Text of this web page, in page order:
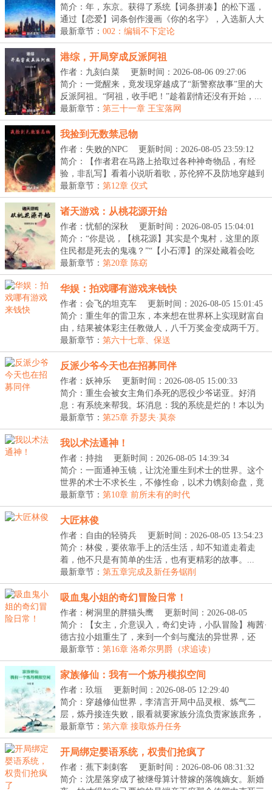
15:22:35
简介：年，东京。获得了系统【词条拼凑】的松下遥，
通过【恋爱】词条创作漫画《你的名字》，入选新人大
赏...
最新章节： 002：编辑不下定论
港综，开局穿成反派阿祖
作者：九刻白菜
更新时间：2026-08-06 09:27:06
简介：一觉醒来，竟发现穿越成了“新警察故事”里的大
反派阿祖。“阿祖，收手吧！”趁着剧情还没有开始，...
最新章节： 第三十一章 王宝落网
我捡到无数禁忌物
作者：失败的NPC
更新时间：2026-08-05 23:59:12
简介：【作者君在马路上拾取过各种神奇物品，有经
验，非乱写】看着小说听着歌，苏伦猝不及防地穿越到
一个...
最新章节： 第12章 仪式
诸天游戏：从桃花源开始
作者：忧郁的深秋
更新时间：2026-08-05 15:04:01
简介：“你是说，【桃花源】其实是个鬼村，这里的原
住民都是死去的鬼魂？”“【小石潭】的深处藏着会吃
人...
最新章节： 第20章 陈窈
华娱：拍戏哪有游戏来钱快
作者：会飞的坦克车
更新时间：2026-08-05 15:01:45
简介：重生年的雷卫东，本来想在世界杯上实现财富自
由，结果被体彩主任教做人，八千万奖金变成两千万。
拉...
最新章节： 第六十七章、保送
反派少爷今天也在招募同伴
作者：妖神乐
更新时间：2026-08-05 15:00:33
简介：重生会被女主角们杀死的恶役少爷诺亚。好消
息：有系统来帮我。坏消息：我的系统是烂的！本以为
还能...
最新章节： 第25章 乔瑟夫·莫奈
我以术法通神！
作者：持拙
更新时间：2026-08-05 14:39:34
简介：一面通神玉镜，让沈沧重生到术士的世界。这个
世界的术士不求长生，不修性命，以术力镌刻命盘，竟
成...
最新章节： 第10章 前所未有的时代
大匠林俊
作者：自由的轻骑兵
更新时间：2026-08-05 13:54:23
简介：林俊，要依靠手上的活生活，却不知道走着走
着，他不只是有简单的生活，也有更精彩的故事。...
最新章节： 第五章完成及新任务锯削
吸血鬼小姐的奇幻冒险日常！
作者：树洞里的胖猫头鹰
更新时间：2026-08-05
12:54:04
简介：【女主，介意误入，奇幻史诗，小队冒险】梅茜·
德古拉小姐重生了，来到一个剑与魔法的异世界，还
倒...
最新章节： 第16章 洛希尔男爵（求追读）
家族修仙：我有一个炼丹模拟空间
作者：玖垣
更新时间：2026-08-05 12:29:40
简介：穿越修仙世界，李清言开局中品灵根、炼气二
层，炼丹接连失败，眼看就要家族分流负责家族庶务，
娶妻...
最新章节： 第六章 接取炼丹任务
开局绑定婴语系统，权贵们抢疯了
作者：蕉下刺刺客
更新时间：2026-08-06 08:31:32
简介：沈星落穿成了被继母算计替嫁的落魄嫡女。新婚